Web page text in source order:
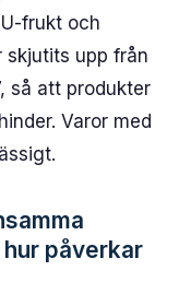
frukt och
skjutits upp från
så att produkter
Varor med
påverkar